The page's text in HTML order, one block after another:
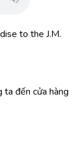
to the J.M.
ta đến cửa hàng